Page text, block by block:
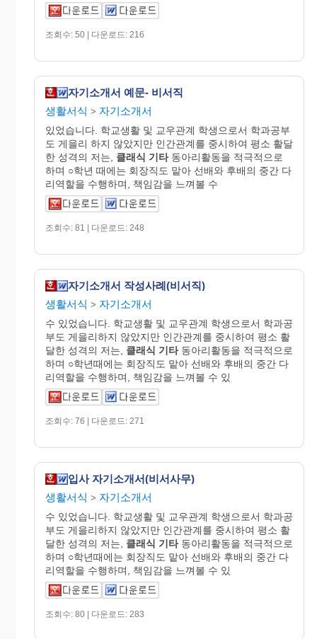
조회수: 50 | 다운로드: 216
자기소개서 예문- 비서직
생활서식 > 자기소개서
있었습니다. 학교생활 및 교우관계 학생으로서 학과공부
도 게을리 하지 않았지만 인간관계를 중시하여 평소 활달
한 성격의 저는, 클래식 기타동아리활동을 적극적으로
하며 ○학년 때에는 회장직도 맡아 선배와 후배의 중간 다
리역할을 수행하며, 책임감을 느껴볼 수
조회수: 81 | 다운로드: 248
자기소개서 작성사례(비서직)
생활서식 > 자기소개서
수 있었습니다. 학교생활 및 교우관계 학생으로서 학과공
부도 게을리하지 않았지만 인간관계를 중시하여 평소 활
달한 성격의 저는, 클래식 기타동아리활동을 적극적으로
하며 ○학년때에는 회장직도 맡아 선배와 후배의 중간 다
리역할을 수행하며, 책임감을 느껴볼 수 있
조회수: 76 | 다운로드: 271
입사 자기소개서(비서사무)
생활서식 > 자기소개서
수 있었습니다. 학교생활 및 교우관계 학생으로서 학과공
부도 게을리하지 않았지만 인간관계를 중시하여 평소 활
달한 성격의 저는, 클래식 기타동아리활동을 적극적으로
하며 ○학년때에는 회장직도 맡아 선배와 후배의 중간 다
리역할을 수행하며, 책임감을 느껴볼 수 있
조회수: 80 | 다운로드: 283